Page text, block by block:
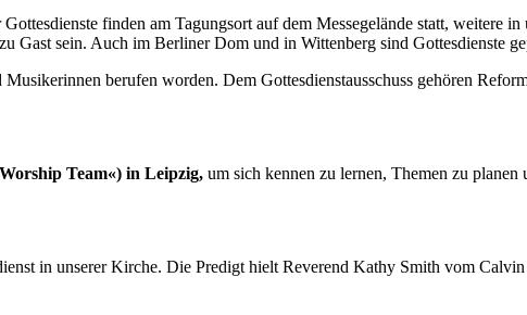
finden am Tagungsort auf dem Messegelände statt, weitere
sein. Auch im Berliner Dom und in Wittenberg sind Gottesdienste
berufen worden. Dem Gottesdienstausschuss gehören
Team«) in Leipzig, um sich kennen zu lernen, Themen zu
in unserer Kirche. Die Predigt hielt Reverend Kathy Smith vom